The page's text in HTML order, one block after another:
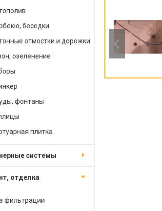
беседки
отмостки и дорожки
озеленение
фонтаны
плитка
системы
отделка
фильтрации